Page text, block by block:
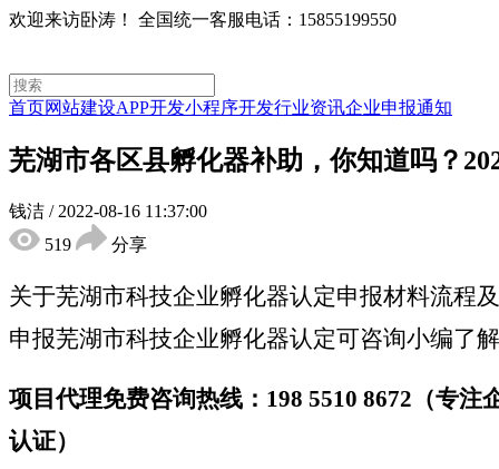
欢迎来访卧涛！ 全国统一客服电话：15855199550
首页网站建设APP开发小程序开发行业资讯企业申报通知
芜湖市各区县孵化器补助，你知道吗？
钱洁 / 2022-08-16 11:37:00
519
分享
关于芜湖市科技企业孵化器认定申报材料流程
申报芜湖市科技企业孵化器认定可咨询小编了
项目代理免费咨询热线：198 5510 8672（专
认证）